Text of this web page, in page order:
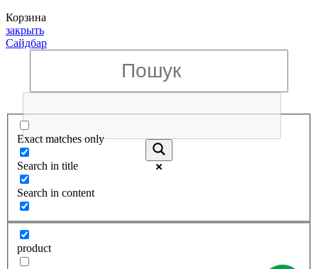
Корзина
закрыть
Сайдбар
Exact matches only
Search in title
Search in content
product